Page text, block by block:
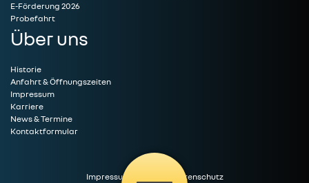
E-Förderung 2026
Probefahrt
Über uns
Historie
Anfahrt & Öffnungszeiten
Impressum
Karriere
News & Termine
Kontaktformular
Impressum Datenschutz